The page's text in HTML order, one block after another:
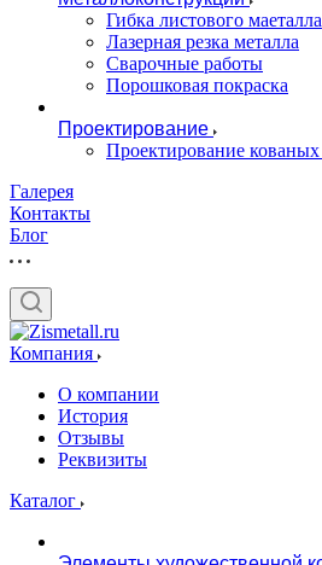
Гибка листового маеталла
Лазерная резка металла
Сварочные работы
Порошковая покраска
Проектирование
Проектирование кованых
Галерея
Контакты
Блог
Компания
О компании
История
Отзывы
Реквизиты
Каталог